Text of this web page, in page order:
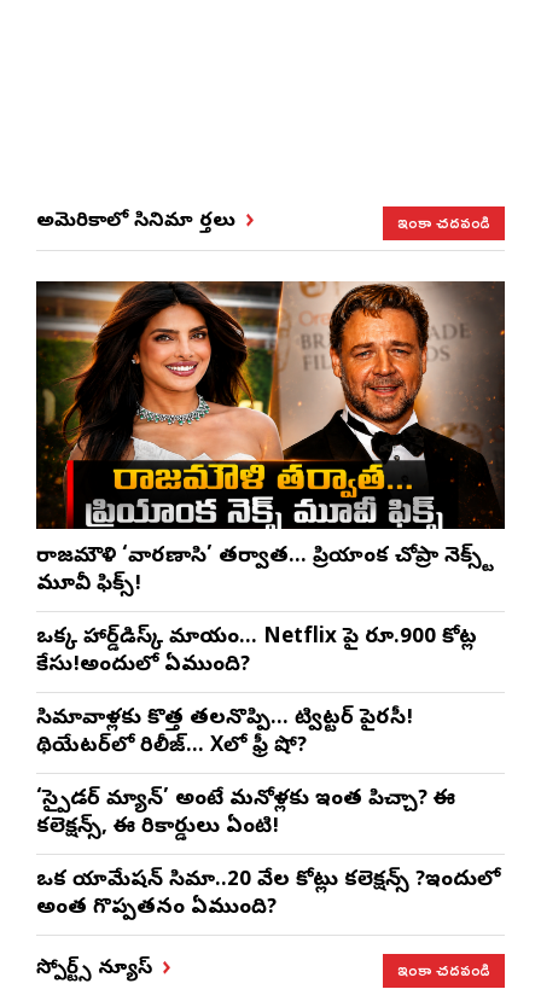
అమెరికాలో సినిమా వార్తలు ఇంకా చదవండి
రాజమౌళి ‘వారణాసి’ తర్వాత… ప్రియాంక చోప్రా నెక్స్ట్
మూవీ ఫిక్స్!
ఒక్క హార్డ్‌డిస్క్ మాయం… Netflix పై రూ.900 కోట్ల
కేసు!అందులో ఏముంది?
సినిమావాళ్లకు కొత్త తలనొప్పి… ట్విట్టర్ పైరసీ!
థియేటర్‌లో రిలీజ్… Xలో ఫ్రీ షో?
‘స్పైడర్ మ్యాన్’ అంటే మనోళ్లకు ఇంత పిచ్చా? ఈ
కలెక్షన్స్, ఈ రికార్డులు ఏంటి!
ఒక యానిమేషన్ సినిమా..20 వేల కోట్లు కలెక్షన్స్ ?ఇందులో
అంత గొప్పతనం ఏముంది?
స్పోర్ట్స్ న్యూస్ ఇంకా చదవండి